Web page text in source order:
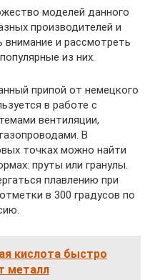
моделей данного
производителей и
и рассмотреть
из них.
припой от немецкого
в работе с
вентиляции,
В
точках можно найти
пруты или гранулы.
плавлению при
в 300 градусов по
кислота быстро
металл